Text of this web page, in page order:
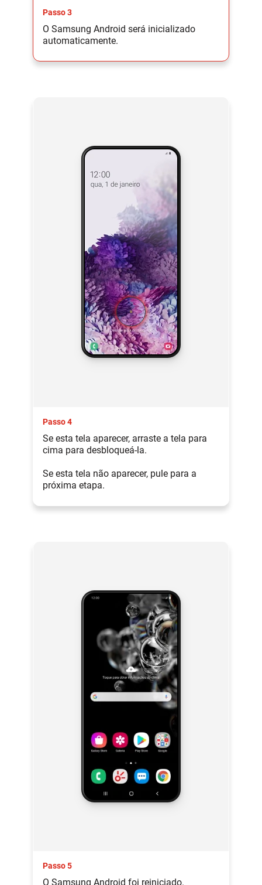
Passo 3
O Samsung Android será inicializado
automaticamente.
Passo 4
Se esta tela aparecer, arraste a tela para
cima para desbloqueá-la.
Se esta tela não aparecer, pule para a
próxima etapa.
Passo 5
O Samsung Android foi reiniciado.